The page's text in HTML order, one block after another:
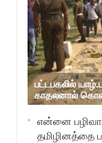
பட்டபகலில்
காதலனால்
என்னை
தமிழினத்தை